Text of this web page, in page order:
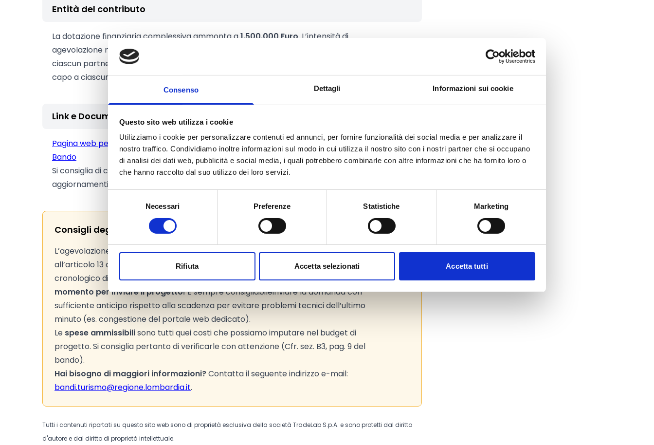
Consenso Dettagli Informazioni sui cookie
Questo sito web utilizza i cookie
Utilizziamo i cookie per personalizzare contenuti ed annunci, per fornire funzionalità dei social media e per analizzare il
nostro traffico. Condividiamo inoltre informazioni sul modo in cui utilizza il nostro sito con i nostri partner che si occupano
di analisi dei dati web, pubblicità e social media, i quali potrebbero combinarle con altre informazioni che ha fornito loro o
che hanno raccolto dal suo utilizzo dei loro servizi.
Necessari Preferenze Statistiche Marketing
Rifiuta Accetta selezionati Accetta tutti
Entità del contributo
La dotazione finanziaria complessiva ammonta a1.500.000 Euro . L’intensità di
agevolazione massima richiedibile è pari all’ 80% della spesa ammissibile per
ciascun partner, fatta salva la soglia di contributo massimo concedibile in
capo a ciascun partner pari a 10.000 Euro.
Link e Documenti
Pagina web per formulari e documenti
Bando
Si consiglia di consultare regolarmente il sito web ufficiale del bando per gli
aggiornamenti e le informazioni addizionali.
Consigli degli esperti
L’agevolazione è concessa mediante una procedura valutativa a sportello (di cui
all’articolo 13 comma 2 del D.Lgs. 27 novembre 2025, n. 184) secondo l’ordine
cronologico di presentazione delle domande.Non aspettare fino all’ultimo
momento per inviare il progetto!È sempre consigliabileinviare la domanda con
sufficiente anticipo rispetto alla scadenza per evitare problemi tecnici dell’ultimo
minuto (es. congestione del portale web dedicato).
Le spese ammissibilisono tutti quei costi che possiamo imputare nel budget di
progetto. Si consiglia pertanto di verificarle con attenzione (Cfr. sez. B3, pag. 9 del
bando).
Hai bisogno di maggiori informazioni?Contatta il seguente indirizzo e-mail:
bandi.turismo@regione.lombardia.it.
Tutti i contenuti riportati su questo sito web sono di proprietà esclusiva della società TradeLab S.p.A. e sono protetti dal diritto
d'autore e dal diritto di proprietà intellettuale.